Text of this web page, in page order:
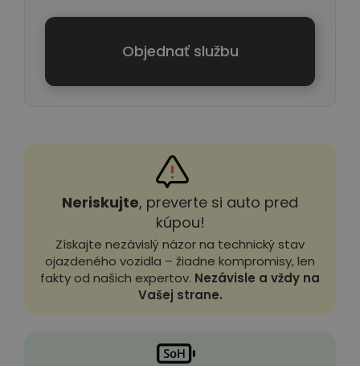
Objednať službu
Neriskujte, preverte si auto pred
kúpou!
Získajte nezávislý názor na technický stav
ojazdeného vozidla – žiadne kompromisy, len
fakty od našich expertov. Nezávisle a vždy na
Vašej strane.